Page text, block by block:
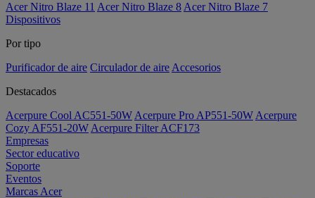
Acer Nitro Blaze 11 Acer Nitro Blaze 8 Acer Nitro Blaze 7
Dispositivos
Por tipo
Purificador de aire Circulador de aire Accesorios
Destacados
Acerpure Cool AC551-50W Acerpure Pro AP551-50W Acerpure
Cozy AF551-20W Acerpure Filter ACF173
Empresas
Sector educativo
Soporte
Eventos
Marcas Acer